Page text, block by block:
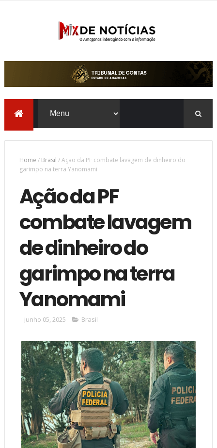
Home / Brasil /Ação da PF combate lavagem de dinheiro do
garimpo na terra Yanomami
Ação da PF
combate lavagem
de dinheiro do
garimpo na terra
Yanomami
junho 05, 2025 Brasil